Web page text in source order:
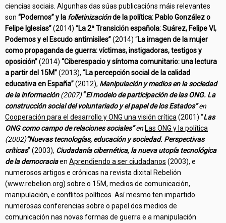
ciencias sociais. Algunhas das súas publicacións máis relevantes
son “Podemos” y la folletinizaciónde la política: Pablo González o
Felipe Iglesias”(2014) “La 2ª Transición española: Suárez, Felipe VI,
Podemos y el Escudo antimisiles”(2014) “La imagen de la mujer
como propaganda de guerra: víctimas, instigadoras, testigos y
oposición”(2014) “Ciberespacio y síntoma comunitario: una lectura
a partir del 15M”(2013), “La percepción social de la calidad
educativa en España”(2012), Manipulación y medios en la sociedad
de la información(2007)“El modelo de participación de las ONG. La
construcción social del voluntariado y el papel de los Estados”en
Cooperación para el desarrollo y ONG una visión crítica (2001) “Las
ONG como campo de relaciones sociales”en Las ONG y la política
(2002)“Nuevas tecnologías, educación y sociedad. Perspectivas
críticas” (2003), Ciudadanía cibernética, la nueva utopía tecnológica
de la democraciaen Aprendiendo a ser ciudadanos (2003), e
numerosos artigos e crónicas na revista dixital Rebelión
(www.rebelion.org) sobre o 15M, medios de comunicación,
manipulación, e conflitos políticos. Así mesmo ten impartido
numerosas conferencias sobre o papel dos medios de
comunicación nas novas formas de guerra e a manipulación